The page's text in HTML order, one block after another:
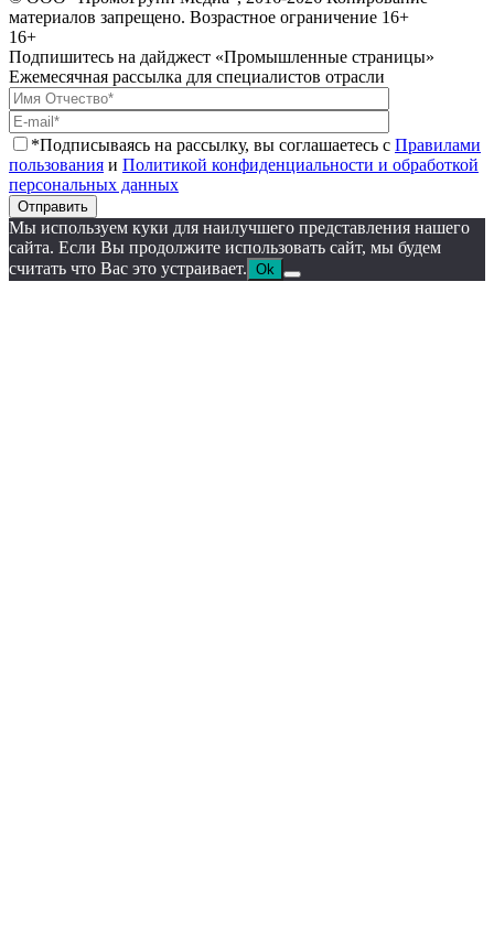
материалов запрещено. Возрастное ограничение 16+
16+
Подпишитесь на дайджест «Промышленные страницы»
Ежемесячная рассылка для специалистов отрасли
*Подписываясь на рассылку, вы соглашаетесь с Правилами
пользования и Политикой конфиденциальности и обработкой
персональных данных
Отправить
Мы используем куки для наилучшего представления нашего
сайта. Если Вы продолжите использовать сайт, мы будем
считать что Вас это устраивает. Ok